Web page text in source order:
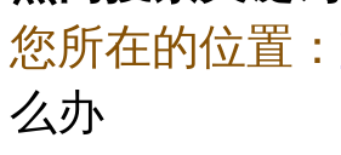
您所在的位置：
么办